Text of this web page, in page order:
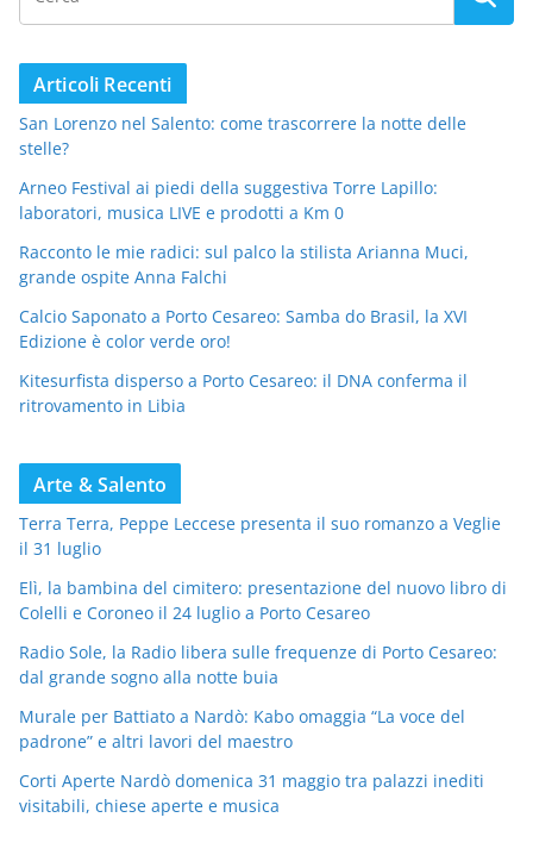
Articoli Recenti
San Lorenzo nel Salento: come trascorrere la notte delle
stelle?
Arneo Festival ai piedi della suggestiva Torre Lapillo:
laboratori, musica LIVE e prodotti a Km 0
Racconto le mie radici: sul palco la stilista Arianna Muci,
grande ospite Anna Falchi
Calcio Saponato a Porto Cesareo: Samba do Brasil, la XVI
Edizione è color verde oro!
Kitesurfista disperso a Porto Cesareo: il DNA conferma il
ritrovamento in Libia
Arte & Salento
Terra Terra, Peppe Leccese presenta il suo romanzo a Veglie
il 31 luglio
Elì, la bambina del cimitero: presentazione del nuovo libro di
Colelli e Coroneo il 24 luglio a Porto Cesareo
Radio Sole, la Radio libera sulle frequenze di Porto Cesareo:
dal grande sogno alla notte buia
Murale per Battiato a Nardò: Kabo omaggia “La voce del
padrone” e altri lavori del maestro
Corti Aperte Nardò domenica 31 maggio tra palazzi inediti
visitabili, chiese aperte e musica